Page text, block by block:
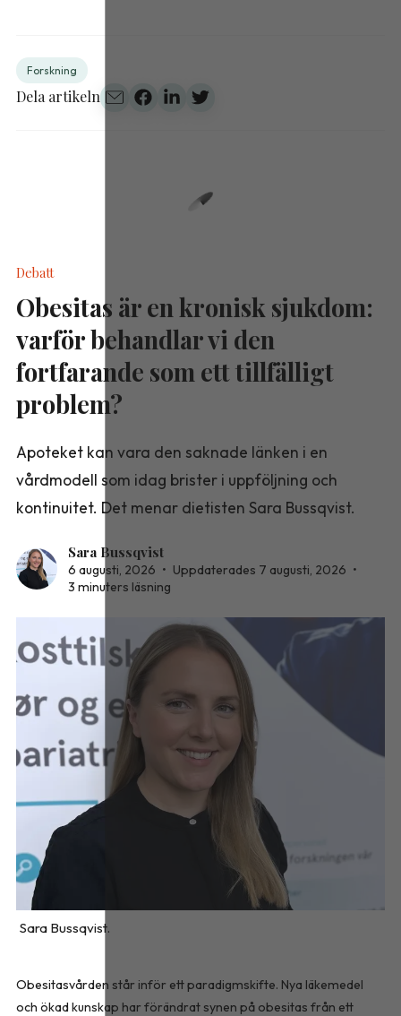
Forskning
Dela artikeln
Debatt
Obesitas är en kronisk sjukdom:
varför behandlar vi den
fortfarande som ett tillfälligt
problem?
Apoteket kan vara den saknade länken i en
vårdmodell som idag brister i uppföljning och
kontinuitet. Det menar dietisten Sara Bussqvist.
Sara Bussqvist
6 augusti, 2026 • Uppdaterades 7 augusti, 2026 •
3 minuters läsning
Sara Bussqvist.
Obesitasvården står inför ett paradigmskifte. Nya läkemedel
och ökad kunskap har förändrat synen på obesitas från ett